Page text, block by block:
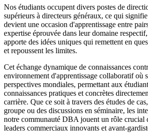
Nos étudiants occupent divers postes de
supérieurs à directeurs généraux, ce qui
devient une occasion d'apprentissage entre
expertise éprouvée dans leur domaine
apporte des idées uniques qui remettent en
et repoussent les limites.
Cet échange dynamique de connaissances
environnement d'apprentissage collaboratif où
perspectives mondiales, permettant aux
connaissances pratiques et concrètes
carrière. Que ce soit à travers des études de
groupe ou des discussions en séminaire, les
notre communauté DBA jouent un rôle crucial
leaders commerciaux innovants et avant-